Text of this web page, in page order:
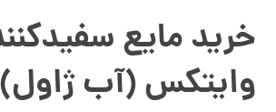
خرید مایع
وایتکس (آب ژاول)